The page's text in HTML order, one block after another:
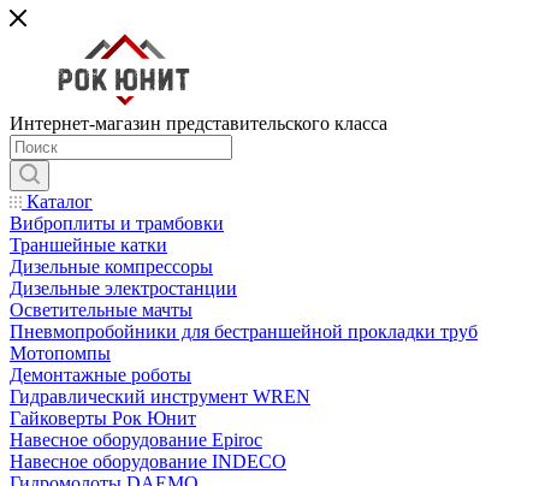
Интернет-магазин представительского класса
Каталог
Виброплиты и трамбовки
Траншейные катки
Дизельные компрессоры
Дизельные электростанции
Осветительные мачты
Пневмопробойники для бестраншейной прокладки труб
Мотопомпы
Демонтажные роботы
Гидравлический инструмент WREN
Гайковерты Рок Юнит
Навесное оборудование Epiroc
Навесное оборудование INDECO